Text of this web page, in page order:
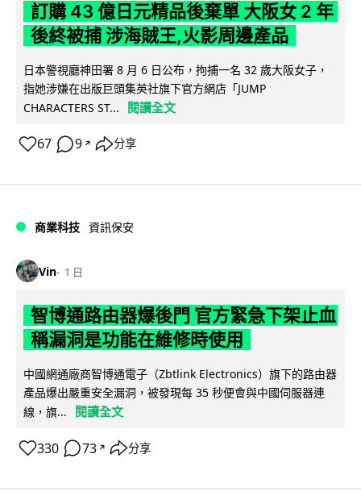
訂購 43 億日元精品後棄單 大阪女 2 年
後終被捕 涉海賊王,火影周邊產品
日本警視廳神田署 8 月 6 日公布，拘捕一名 32 歲大阪女子，
指她涉嫌在出版巨頭集英社旗下官方網店「JUMP
CHARACTERS ST...
閱讀全文
67 9 ↗ 分享
商業科技 資訊保安
Vin 1 日
智博通路由器爆後門 官方緊急下架止血
稱漏洞是功能在維修時使用
中國網通廠商智博通電子（Zbtlink Electronics）旗下的路由器
產品爆出嚴重安全漏洞，被發現每 35 秒便會與中國伺服器連
線，旗...
閱讀全文
330 73 ↗ 分享